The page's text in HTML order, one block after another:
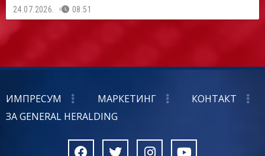
24.07.2026. 08:51
ИМПРЕСУМ МАРКЕТИНГ
КОНТАКТ
ЗА GENERAL HERALDING